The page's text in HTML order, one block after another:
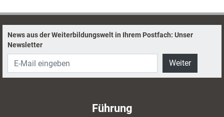
News aus der Weiterbildungswelt in Ihrem Postfach: Unser
Newsletter
Weiter
Führung